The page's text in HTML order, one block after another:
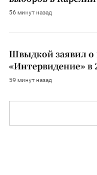
56 минут назад
Швыдкой заявил о
«Интервидение» в
59 минут назад